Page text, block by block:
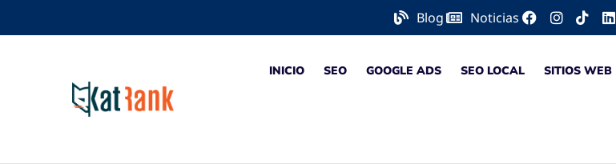
Blog Noticias
INICIO SEO GOOGLE ADS SEO LOCAL SITIOS WEB